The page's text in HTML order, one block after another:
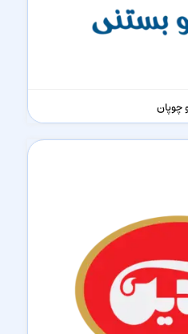
چوپان